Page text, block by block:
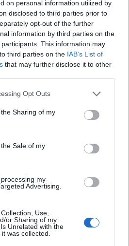
on personal information utilized by
disclosed to third parties prior to
opt-out of the further
information by third parties on the
participants. This information may
third parties on the IAB’s List of
that may further disclose it to other
app uses one or more Google
usage behaviour. You may click to
Google and its third-party tags to
purposes in below Google
Opt Outs
Sharing of my
Sale of my
my
Advertising.
Use,
or Sharing of my
Unrelated with the
was collected.
dei videogiochi, non solo
del gioco, ma anche
e l’interazione. Con il
possiamo solo
avventure che ci attendono
a scoprire cosa ci riserva il